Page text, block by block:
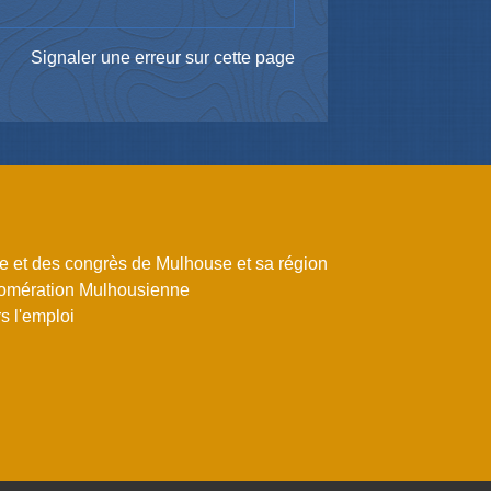
Signaler une erreur sur cette page
et des congrès de Mulhouse et sa région
Mulhousienne
l'emploi